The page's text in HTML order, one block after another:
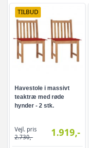
TILBUD
Havestole i massivt
teaktræ med røde
hynder - 2 stk.
Vejl. pris
2.730,-
1.919,-